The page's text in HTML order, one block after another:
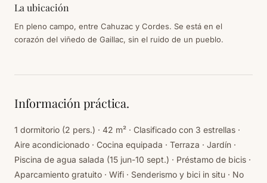
La ubicación
En pleno campo, entre Cahuzac y Cordes. Se está en el
corazón del viñedo de Gaillac, sin el ruido de un pueblo.
Información práctica.
1 dormitorio (2 pers.) · 42 m² · Clasificado con 3 estrellas ·
Aire acondicionado · Cocina equipada · Terraza · Jardín ·
Piscina de agua salada (15 jun-10 sept.) · Préstamo de bicis ·
Aparcamiento gratuito · Wifi · Senderismo y bici in situ · No